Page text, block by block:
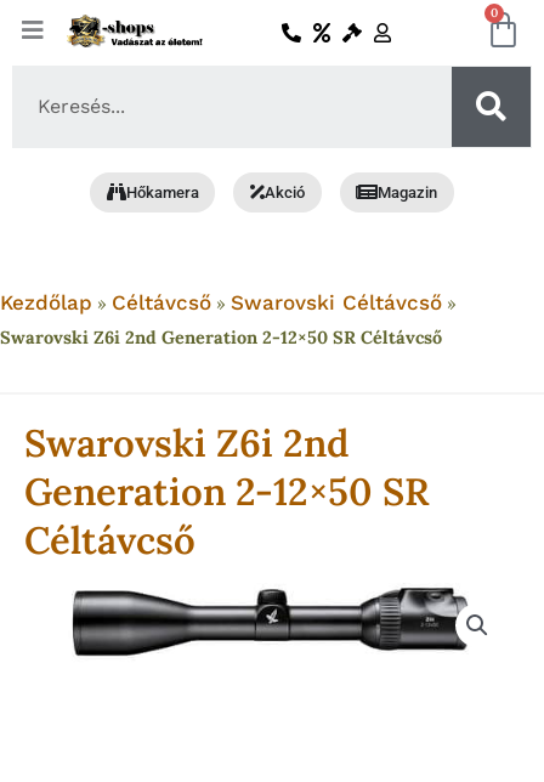
Skip
0
Hőkamera Akció Magazin
Kezdőlap » Céltávcső » Swarovski Céltávcső »
Swarovski Z6i 2nd Generation 2-12×50 SR Céltávcső
Swarovski Z6i 2nd
Generation 2-12×50 SR
Céltávcső